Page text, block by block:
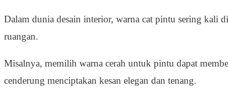
Dalam dunia desain interior, warna cat pintu sering kali
ruangan.
Misalnya, memilih warna cerah untuk pintu dapat
cenderung menciptakan kesan elegan dan tenang.